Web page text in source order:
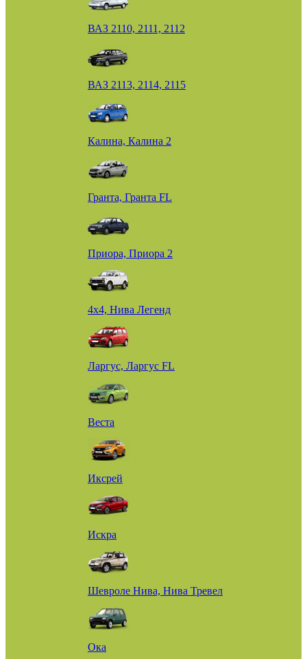
ВАЗ 2110, 2111, 2112
ВАЗ 2113, 2114, 2115
Калина, Калина 2
Гранта, Гранта FL
Приора, Приора 2
4х4, Нива Легенд
Ларгус, Ларгус FL
Веста
Иксрей
Искра
Шевроле Нива, Нива Тревел
Ока